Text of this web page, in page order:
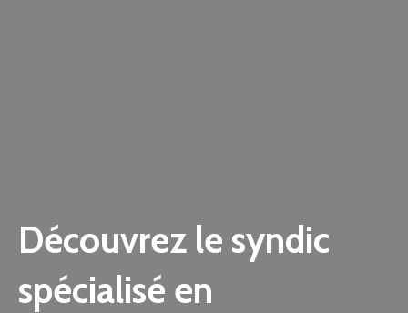
Découvrez le syndic
spécialisé en